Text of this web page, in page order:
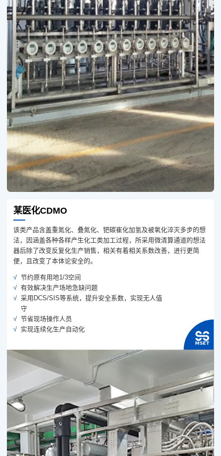
某医化CDMO
该类产品含盖重氮化、叠氮化、钯碳崔化加氢及被氧化淬灭多步的想
法，因涵盖各种各样产生化工类加工过程，所采用微清算通道的想法
器后除了改变反复化生产销售，相关有着相关系数改善，进行更简
便，且改变了本体论安全的。
节约原有用地1/3空间
有效解决生产场地急缺问题
采用DCS/SIS等系统，提升安全系数，实现无人值
守
节省现场操作人员
实现连续化生产自动化